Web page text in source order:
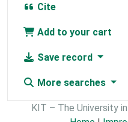
Cite
Add to your cart
Save record
More searches
KIT – The University